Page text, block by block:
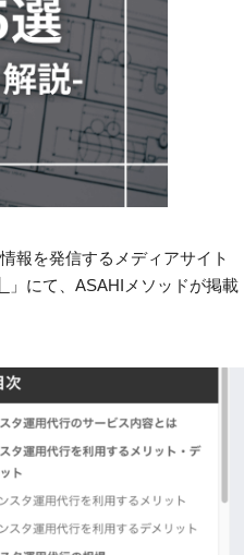
報を発信するメディアサイト
」にて、ASAHIメソッドが掲載